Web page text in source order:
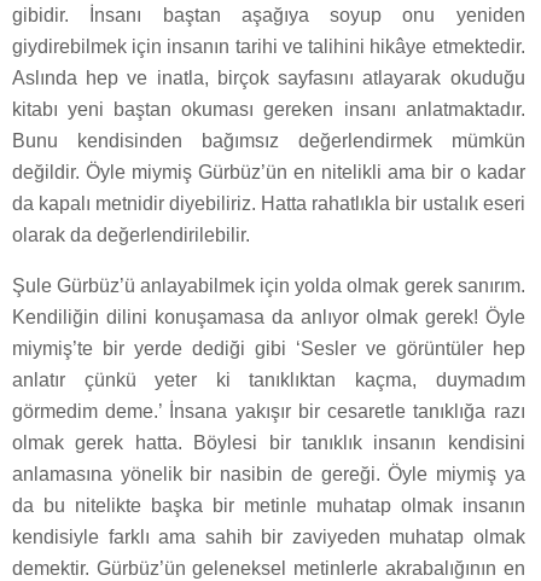
gibidir. İnsanı baştan aşağıya soyup onu yeniden
giydirebilmek için insanın tarihi ve talihini hikâye etmektedir.
Aslında hep ve inatla, birçok sayfasını atlayarak okuduğu
kitabı yeni baştan okuması gereken insanı anlatmaktadır.
Bunu kendisinden bağımsız değerlendirmek mümkün
değildir. Öyle miymiş Gürbüz’ün en nitelikli ama bir o kadar
da kapalı metnidir diyebiliriz. Hatta rahatlıkla bir ustalık eseri
olarak da değerlendirilebilir.
Şule Gürbüz’ü anlayabilmek için yolda olmak gerek sanırım.
Kendiliğin dilini konuşamasa da anlıyor olmak gerek! Öyle
miymiş’te bir yerde dediği gibi ‘Sesler ve görüntüler hep
anlatır çünkü yeter ki tanıklıktan kaçma, duymadım
görmedim deme.’ İnsana yakışır bir cesaretle tanıklığa razı
olmak gerek hatta. Böylesi bir tanıklık insanın kendisini
anlamasına yönelik bir nasibin de gereği. Öyle miymiş ya
da bu nitelikte başka bir metinle muhatap olmak insanın
kendisiyle farklı ama sahih bir zaviyeden muhatap olmak
demektir. Gürbüz’ün geleneksel metinlerle akrabalığının en